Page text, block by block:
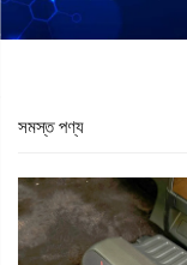
সমস্ত পণ্য